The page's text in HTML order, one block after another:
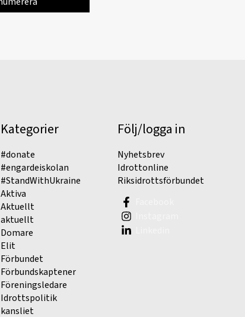
Kategorier
#donate
#engardeiskolan
#StandWithUkraine
Aktiva
Aktuellt
aktuellt
Domare
Elit
Förbundet
Förbundskaptener
Föreningsledare
Idrottspolitik
kansliet
Följ/logga in
Nyhetsbrev
Idrottonline
Riksidrottsförbundet